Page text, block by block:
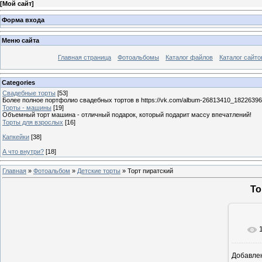
[Мой сайт]
Форма входа
Меню сайта
Главная страница Фотоальбомы Каталог файлов Каталог
Categories
Свадебные торты [53]
Более полное портфолио свадебных тортов в https://vk.com/album-
Торты - машины [19]
Объемный торт машина - отличный подарок, который подарит массу впечатлений!
Торты для взрослых [16]
Капкейки [38]
А что внутри? [18]
Главная » Фотоальбом » Детские торты » Торт пиратский